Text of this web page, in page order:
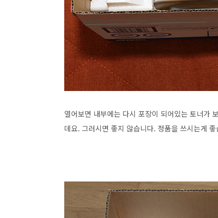
열어보면 내부에는 다시 포장이 되어있는 토너가
데요. 그러시면 좋지 않습니다. 정품을 쓰시는게